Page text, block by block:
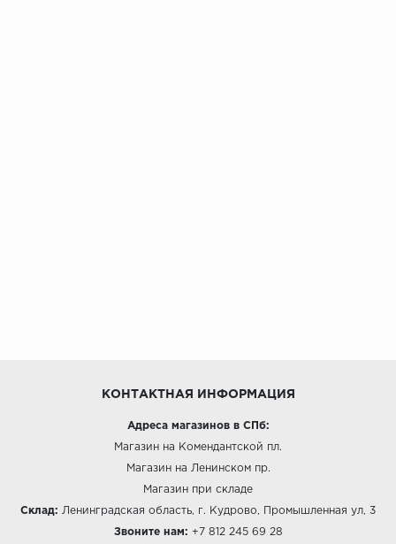
КОНТАКТНАЯ ИНФОРМАЦИЯ
Адреса магазинов в СПб:
Магазин на Комендантской пл.
Магазин на Ленинском пр.
Магазин при складе
Склад: Ленинградская область, г. Кудрово, Промышленная ул, 3
Звоните нам: +7 812 245 69 28